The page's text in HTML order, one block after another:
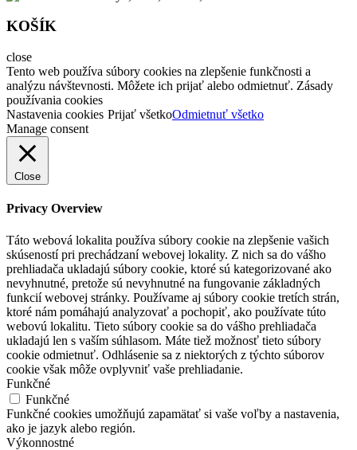
KOŠÍK
close
Tento web používa súbory cookies na zlepšenie funkčnosti a
analýzu návštevnosti. Môžete ich prijať alebo odmietnuť. Zásady
používania cookies
Nastavenia cookies Prijať všetkoOdmietnuť všetko
Manage consent
Close
Privacy Overview
Táto webová lokalita používa súbory cookie na zlepšenie vašich
skúseností pri prechádzaní webovej lokality. Z nich sa do vášho
prehliadača ukladajú súbory cookie, ktoré sú kategorizované ako
nevyhnutné, pretože sú nevyhnutné na fungovanie základných
funkcií webovej stránky. Používame aj súbory cookie tretích strán,
ktoré nám pomáhajú analyzovať a pochopiť, ako používate túto
webovú lokalitu. Tieto súbory cookie sa do vášho prehliadača
ukladajú len s vaším súhlasom. Máte tiež možnosť tieto súbory
cookie odmietnuť. Odhlásenie sa z niektorých z týchto súborov
cookie však môže ovplyvniť vaše prehliadanie.
Funkčné
Funkčné
Funkčné cookies umožňujú zapamätať si vaše voľby a nastavenia,
ako je jazyk alebo región.
Výkonnostné